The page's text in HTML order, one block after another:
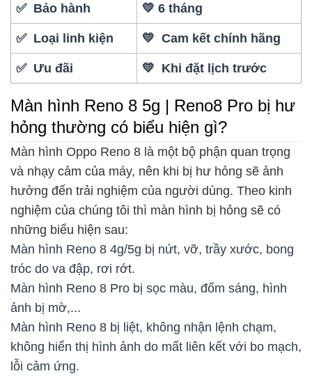
✅ Bảo hành 💛 6 tháng
✅ Loại linh kiện 💛 Cam kết chính hãng
✅ Ưu đãi 💛 Khi đặt lịch trước
Màn hình Reno 8 5g | Reno8 Pro bị hư
hỏng thường có biểu hiện gì?
Màn hình Oppo Reno 8 là một bộ phận quan trọng
và nhạy cảm của máy, nên khi bị hư hỏng sẽ ảnh
hưởng đến trải nghiệm của người dùng. Theo kinh
nghiệm của chúng tôi thì màn hình bị hỏng sẽ có
những biểu hiện sau:
Màn hình Reno 8 4g/5g bị nứt, vỡ, trầy xước, bong
tróc do va đập, rơi rớt.
Màn hình Reno 8 Pro bị sọc màu, đốm sáng, hình
ảnh bị mờ,...
Màn hình Reno 8 bị liệt, không nhận lệnh chạm,
không hiển thị hình ảnh do mất liên kết với bo mạch,
lỗi cảm ứng.